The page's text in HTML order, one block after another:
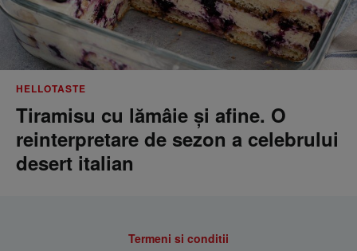
HELLOTASTE
Tiramisu cu lămâie și afine. O
reinterpretare de sezon a celebrului
desert italian
Termeni si conditii